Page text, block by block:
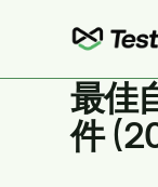
最佳
件